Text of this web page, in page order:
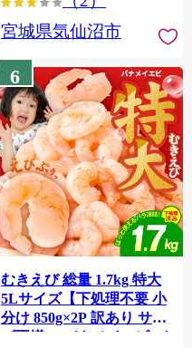
宮城県気仙沼市
6
むきえび 総量 1.7kg 特大
5Lサイズ【下処理不要 小
分け 850g×2P 訳あり サイ
ズ不揃い バナメイエビ バ